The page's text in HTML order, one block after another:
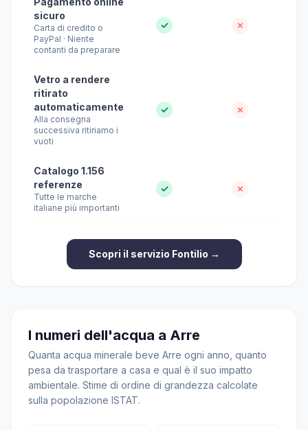
sicuro
Carta di credito o
PayPal · Niente
contanti da preparare
✓ ✗
Vetro a rendere
ritirato
automaticamente
Alla consegna
successiva ritiriamo i
vuoti
✓ ✗
Catalogo 1.156
referenze
Tutte le marche
italiane più importanti
✓ ✗
Scopri il servizio Fontilio →
I numeri dell'acqua a Arre
Quanta acqua minerale beve Arre ogni anno, quanto
pesa da trasportare a casa e qual è il suo impatto
ambientale. Stime di ordine di grandezza calcolate
sulla popolazione ISTAT.